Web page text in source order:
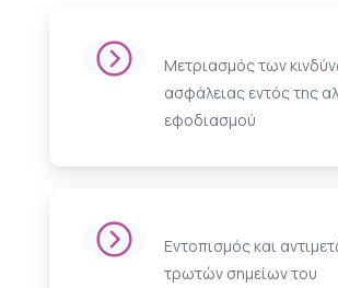
Μετριασμός των
ασφάλειας εντός της
εφοδιασμού
Εντοπισμός και
τρωτών σημείων του